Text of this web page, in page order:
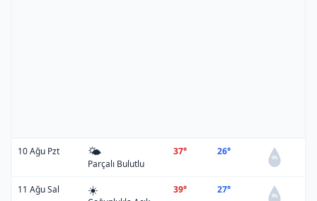
10 Ağu Pzt 🌤️
Parçalı Bulutlu
37° 26°
0%
11 Ağu Sal ☀️ 39° 27°
0%